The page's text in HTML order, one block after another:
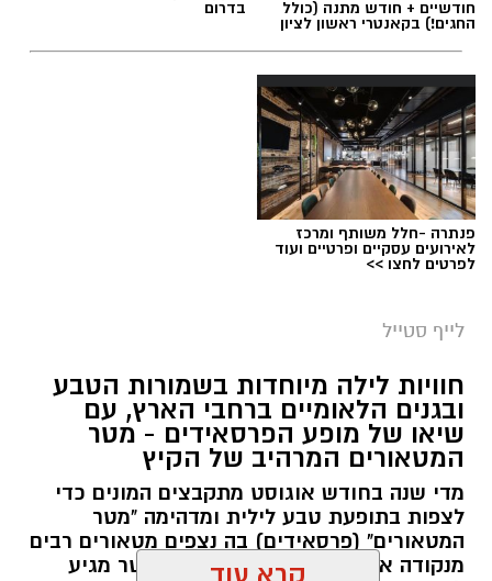
סיורי משפחות- צילום מיקה וולוב, אקואושן
במהלך הפעילות יכירו המשתתפים את הטבע
הייחודי של אזור שפך נחל אלכסנדר, את בעלי
החיים והצמחים המאפיינים אותו ואת המערכת
האקולוגית המקומית. בהמשך יגיעו למרכז החינוך
הימי "מגלים" של אקואושן, שם יוכלו להתבונן בדגם
חי של חוף סלעי בישראל ולהכיר מקרוב את בעלי
החיים הימיים החיים בו. במהלך הסיור ייחשפו גם
חודשיים + חודש מתנה (כולל
החגים!) בקאנטרי ראשון לציון
בדרום
פנתרה -חלל משותף ומרכז
לאירועים עסקיים ופרטיים ועוד
לפרטים לחצו >>
לייף סטייל
חוויות לילה מיוחדות בשמורות הטבע
ובגנים הלאומיים ברחבי הארץ, עם
שיאו של מופע הפרסאידים - מטר
המטאורים המרהיב של הקיץ
מדי שנה בחודש אוגוסט מתקבצים המונים כדי
לצפות בתופעת טבע לילית ומדהימה "מטר
המטאורים" (פרסאידים) בה נצפים מטאורים רבים
מנקודה אחת בשמי הלילה. השנה המטר מגיע